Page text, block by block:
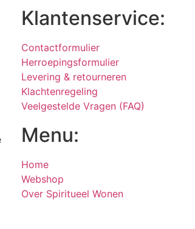
Klantenservice:
Contactformulier
Herroepingsformulier
Levering & retourneren
Klachtenregeling
Veelgestelde Vragen (FAQ)
Menu:
Home
Webshop
Over Spiritueel Wonen